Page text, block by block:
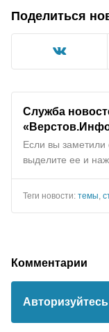
Поделиться
Служба
Если вы заметили
выделите ее и
Теги новости: темы
Комментарии
Авторизуйтесь